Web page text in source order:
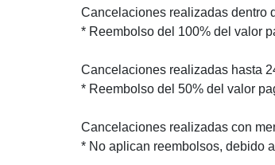
Cancelaciones realizadas dentro
* Reembolso del 100% del valor
Cancelaciones realizadas hasta
* Reembolso del 50% del valor
Cancelaciones realizadas con
* No aplican reembolsos, debido